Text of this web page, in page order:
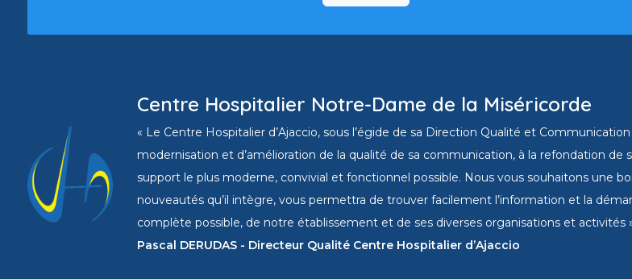
Centre Hospitalier Notre-Dame de la Miséricorde
« Le Centre Hospitalier d’Ajaccio, sous l’égide de sa Direction Qualité et
modernisation et d’amélioration de la qualité de sa communication, à la refondation
support le plus moderne, convivial et fonctionnel possible. Nous vous souhaitons une
nouveautés qu’il intègre, vous permettra de trouver facilement l’information et la
complète possible, de notre établissement et de ses diverses organisations et activités
Pascal DERUDAS - Directeur Qualité Centre Hospitalier d’Ajaccio